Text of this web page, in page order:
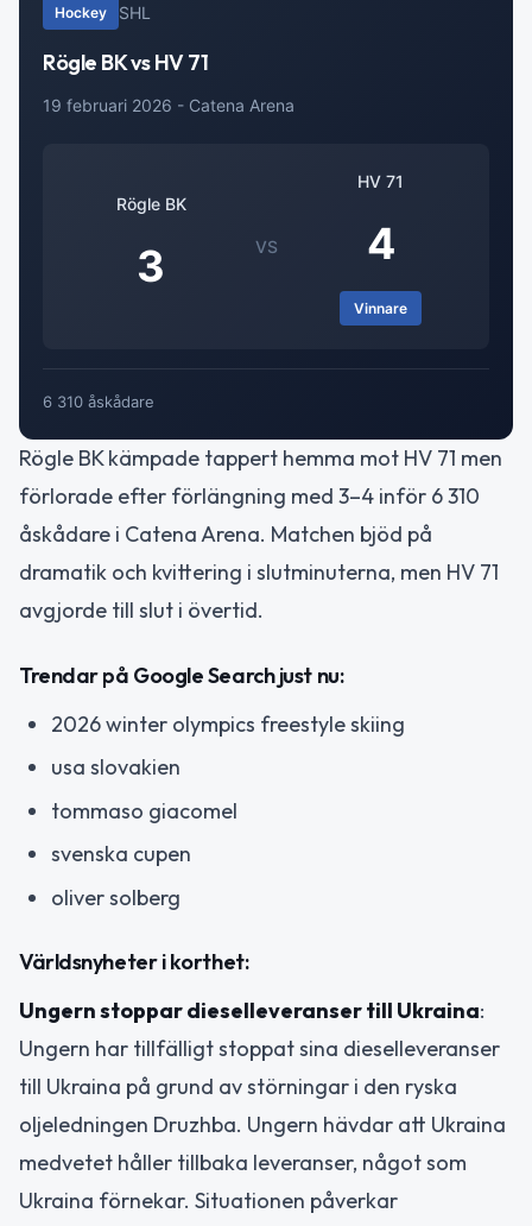
Hockey SHL
Rögle BK vs HV 71
19 februari 2026 - Catena Arena
Rögle BK
3 VS
HV 71
4
Vinnare
6 310 åskådare
Rögle BK kämpade tappert hemma mot HV 71 men
förlorade efter förlängning med 3–4 inför 6 310
åskådare i Catena Arena. Matchen bjöd på
dramatik och kvittering i slutminuterna, men HV 71
avgjorde till slut i övertid.
Trendar på Google Search just nu:
2026 winter olympics freestyle skiing
usa slovakien
tommaso giacomel
svenska cupen
oliver solberg
Världsnyheter i korthet:
Ungern stoppar dieselleveranser till Ukraina:
Ungern har tillfälligt stoppat sina dieselleveranser
till Ukraina på grund av störningar i den ryska
oljeledningen Druzhba. Ungern hävdar att Ukraina
medvetet håller tillbaka leveranser, något som
Ukraina förnekar. Situationen påverkar